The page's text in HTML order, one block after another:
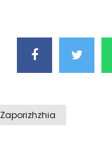
Zaporizhzhia